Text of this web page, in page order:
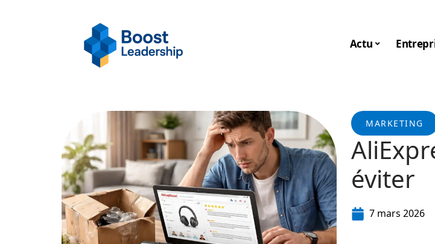
Actu
MARKETING
éviter
7 mars 2026